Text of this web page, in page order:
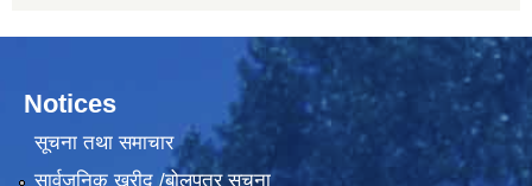
Notices
सूचना तथा समाचार
सार्वजनिक खरीद /बोलपत्र सूचना